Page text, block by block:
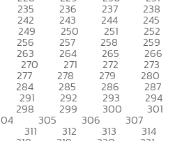
235 236 237 238
242 243 244 245
249 250 251 252
256 257 258 259
263 264 265 266
270 271 272 273
277 278 279 280
284 285 286 287
291 292 293 294
298 299 300 301
305 306 307
311 312 313 314